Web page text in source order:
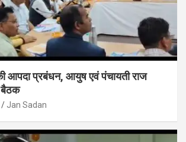
आपदा प्रबंधन, आयुष एवं पंचायती राज
बैठक
Jan Sadan